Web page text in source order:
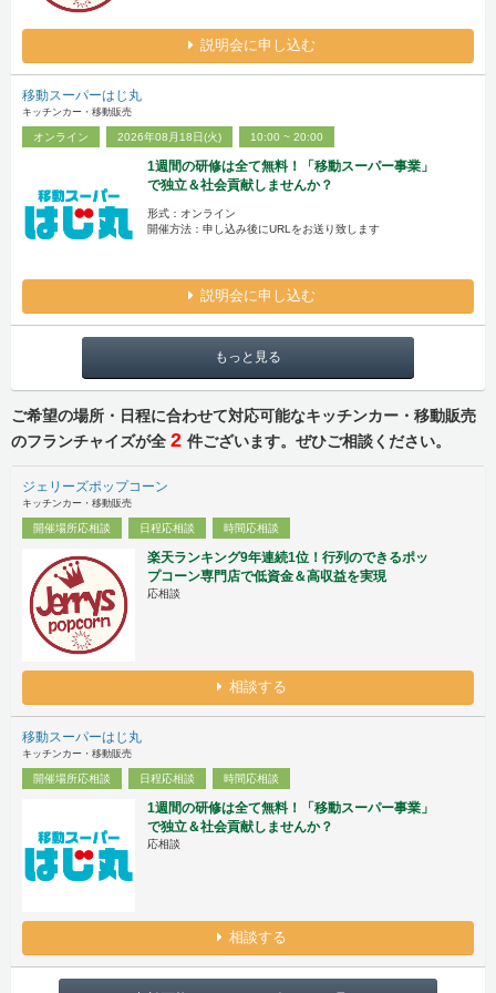
説明会に申し込む
移動スーパーはじ丸
キッチンカー・移動販売
オンライン 2026年08月18日(火) 10:00 ~ 20:00
1週間の研修は全て無料！「移動スーパー事業」
で独立＆社会貢献しませんか？
形式：オンライン
開催方法：申し込み後にURLをお送り致します
説明会に申し込む
もっと見る
ご希望の場所・日程に合わせて対応可能なキッチンカー・移動販売
のフランチャイズが全 2 件ございます。ぜひご相談ください。
ジェリーズポップコーン
キッチンカー・移動販売
開催場所応相談 日程応相談 時間応相談
楽天ランキング9年連続1位！行列のできるポッ
プコーン専門店で低資金＆高収益を実現
応相談
相談する
移動スーパーはじ丸
キッチンカー・移動販売
開催場所応相談 日程応相談 時間応相談
1週間の研修は全て無料！「移動スーパー事業」
で独立＆社会貢献しませんか？
応相談
相談する